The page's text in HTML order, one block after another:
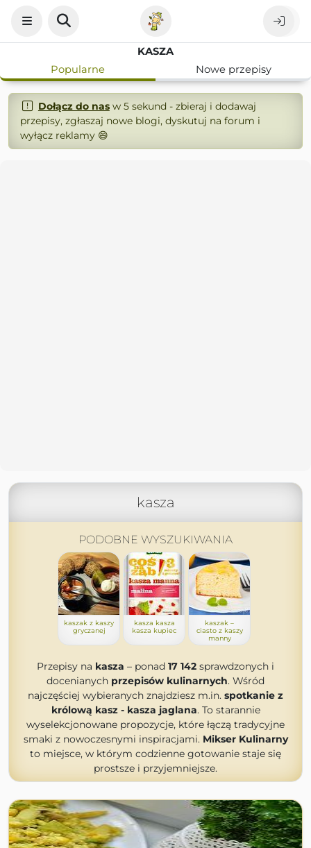
KASZA
Popularne
Nowe przepisy
Dołącz do nasw 5 sekund - zbieraj i dodawaj
przepisy, zgłaszaj nowe blogi, dyskutuj na forum i
wyłącz reklamy 😄
kasza
PODOBNE WYSZUKIWANIA
kaszak z kaszy
gryczanej
kasza kasza
kasza kupiec
kaszak –
ciasto z kaszy
manny
Przepisy na kasza – ponad 17 142 sprawdzonych i
docenianych przepisów kulinarnych. Wśród
najczęściej wybieranych znajdziesz m.in. spotkanie z
królową kasz - kasza jaglana. To starannie
wyselekcjonowane propozycje, które łączą tradycyjne
smaki z nowoczesnymi inspiracjami. Mikser Kulinarny
to miejsce, w którym codzienne gotowanie staje się
prostsze i przyjemniejsze.